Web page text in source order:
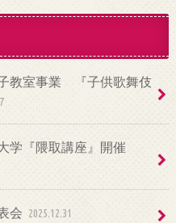
教室事業 『子供歌舞伎
学『隈取講座』開催
会 2025.12.31